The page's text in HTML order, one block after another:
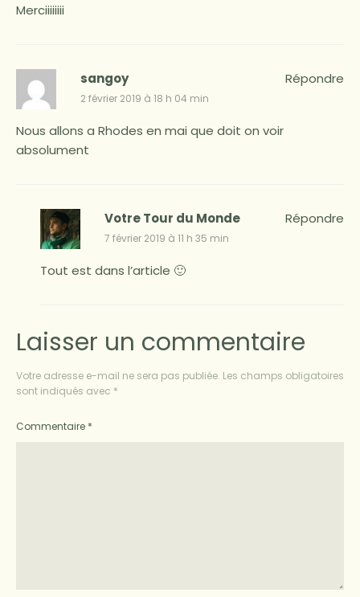
Merciiiiiiii
sangoy
2 février 2019 à 18 h 04 min
Nous allons a Rhodes en mai que doit on voir
absolument
Répondre
Votre Tour du Monde
7 février 2019 à 11 h 35 min
Tout est dans l’article 🙂
Répondre
Laisser un commentaire
Votre adresse e-mail ne sera pas publiée. Les champs obligatoires
sont indiqués avec *
Commentaire *